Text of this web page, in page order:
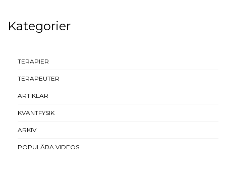
Kategorier
TERAPIER
TERAPEUTER
ARTIKLAR
KVANTFYSIK
ARKIV
POPULÄRA VIDEOS